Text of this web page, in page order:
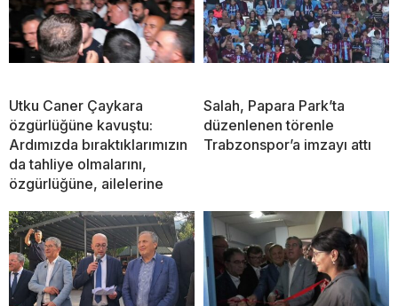
Utku Caner Çaykara
özgürlüğüne kavuştu:
Ardımızda bıraktıklarımızın
da tahliye olmalarını,
özgürlüğüne, ailelerine
Salah, Papara Park’ta
düzenlenen törenle
Trabzonspor’a imzayı attı